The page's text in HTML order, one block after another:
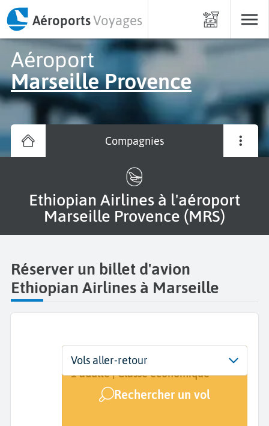
AéroportsVoyages
Aéroport
Marseille Provence
Compagnies
Ethiopian Airlines à l'aéroport
Marseille Provence (MRS)
Réserver un billet d'avion
Ethiopian Airlines à Marseille
Départ
Marseille Provence (MRS)
Dates
Dates de votre voyage
Voyageurs | Classe
1 adulte | Classe économique
Rechercher un vol
Vols aller-retour